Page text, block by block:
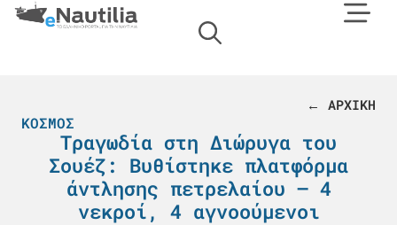
← ΑΡΧΙΚΗ
ΚΌΣΜΟΣ
Tραγωδία στη Διώρυγα του
Σουέζ: Βυθίστηκε πλατφόρμα
άντλησης πετρελαίου – 4
νεκροί, 4 αγνοούμενοι